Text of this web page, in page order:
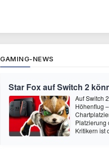
GAMING-NEWS
Star Fox auf Switch 2
Auf Switch
Höhenflug
Platzierung
Kritikern ist